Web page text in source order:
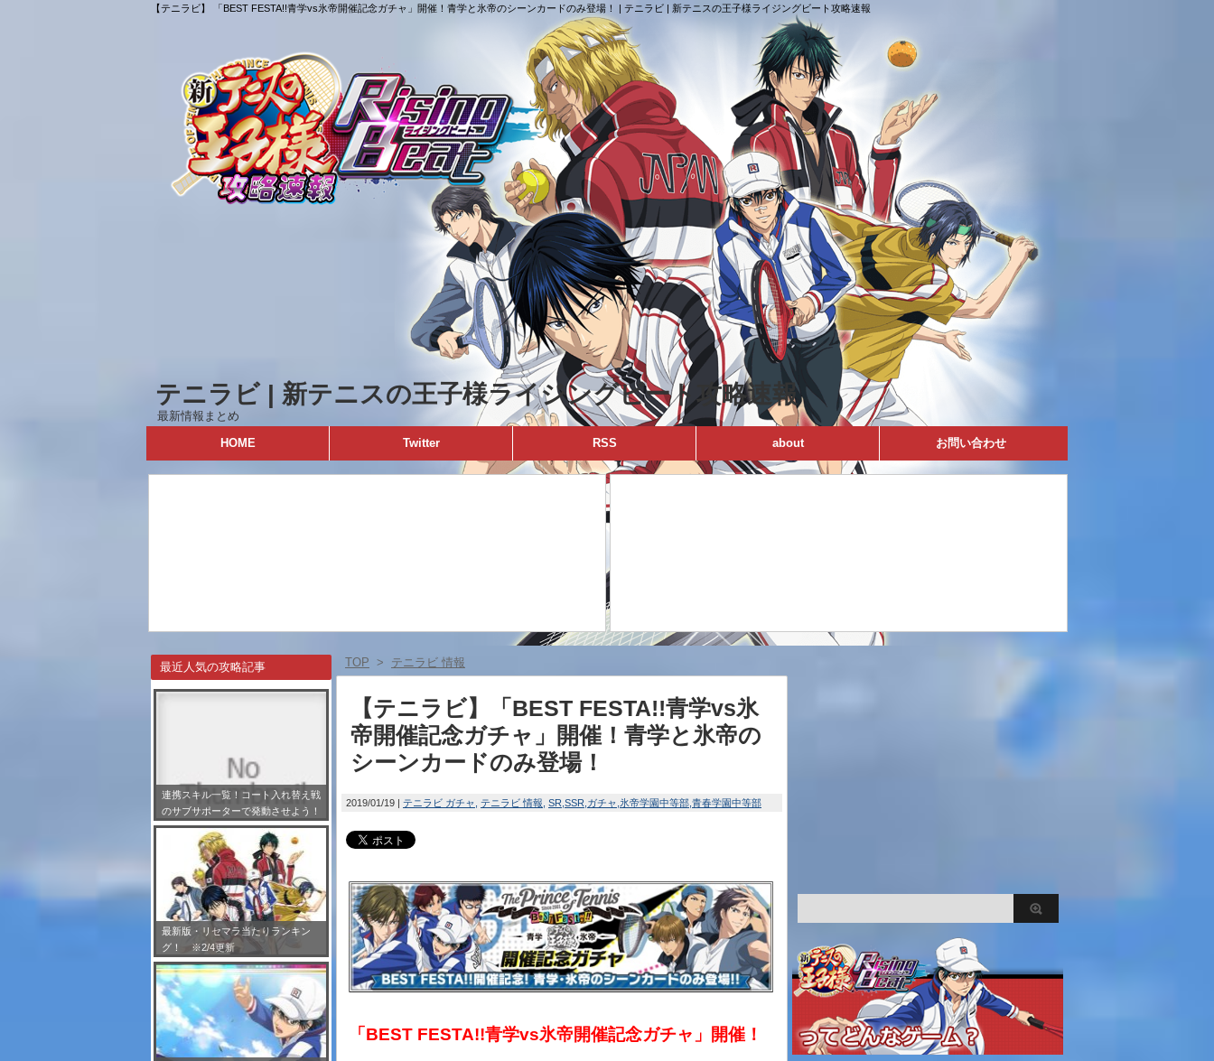
【テニラビ】 「BEST FESTA!!青学vs氷帝開催記念ガチャ」開催！青学と氷帝のシーンカードのみ登場！ | テニラビ | 新テニスの王子様ライジングビート攻略速報
テニラビ | 新テニスの王子様ライジングビート攻略速報
最新情報まとめ
HOME
Twitter RSS about お問い合わせ
最近人気の攻略記事
連携スキル一覧！コート入れ替え戦
のサブサポーターで発動させよう！
※7/24更新
最新版・リセマラ当たりランキン
グ！ ※2/4更新
TOP > テニラビ 情報
【テニラビ】「BEST FESTA!!青学vs氷
帝開催記念ガチャ」開催！青学と氷帝の
シーンカードのみ登場！
2019/01/19 テニラビ ガチャ テニラビ 情報 SR SSR ガチャ 氷帝学園中等部 青春学園中等部
「BEST FESTA!!青学vs氷帝開催記念ガチャ」開催！